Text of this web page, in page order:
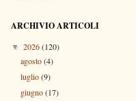
ARCHIVIO ARTICOLI
▼ 2026(120)
agosto(4)
luglio(9)
giugno(17)